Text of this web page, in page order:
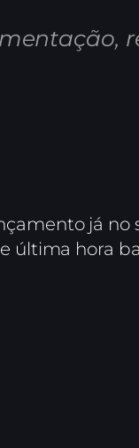
já no
última hora